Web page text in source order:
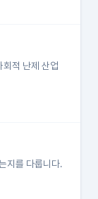
적 난제 산업
지를 다룹니다.